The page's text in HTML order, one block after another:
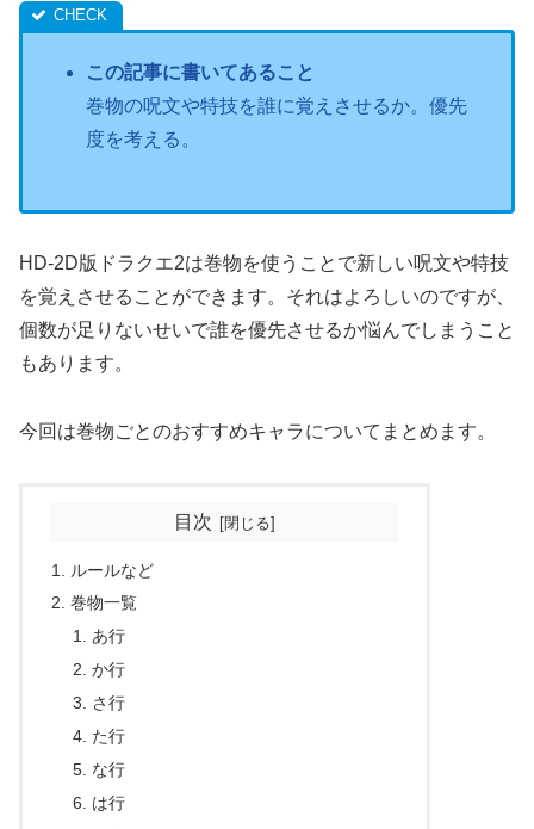
この記事に書いてあること
巻物の呪文や特技を誰に覚えさせるか。優先
度を考える。
HD-2D版ドラクエ2は巻物を使うことで新しい呪文や特技
を覚えさせることができます。それはよろしいのですが、
個数が足りないせいで誰を優先させるか悩んでしまうこと
もあります。
今回は巻物ごとのおすすめキャラについてまとめます。
目次
ルールなど
巻物一覧
あ行
か行
さ行
た行
な行
は行